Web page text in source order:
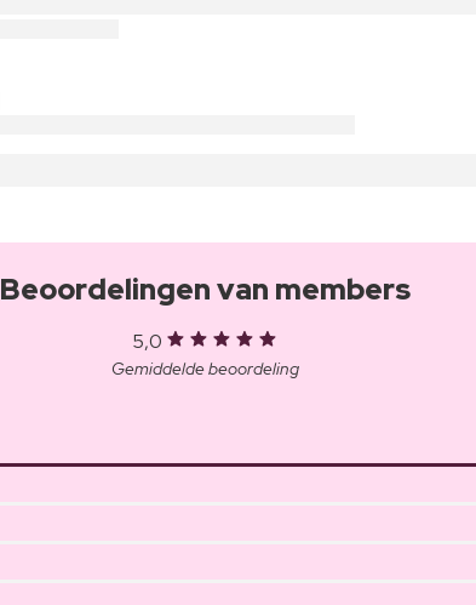
Beoordelingen van members
5,0
Gemiddelde beoordeling